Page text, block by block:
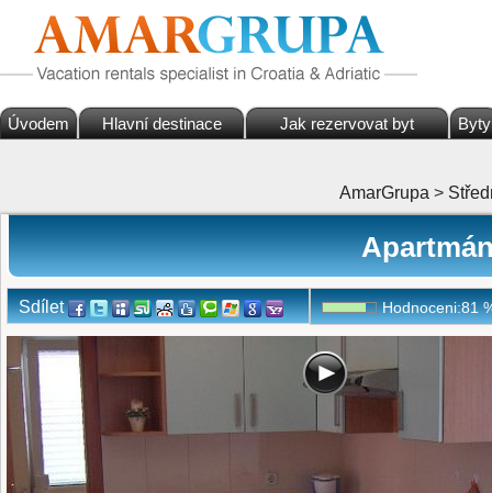
Úvodem Hlavní destinace Jak rezervovat byt Byty
AmarGrupa >
Sdílet Hodnoceni:81